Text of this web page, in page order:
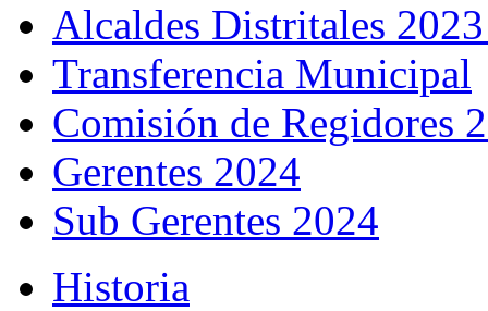
Alcaldes Distritales
Transferencia Municipal
Comisión de Regidores
Gerentes 2024
Sub Gerentes 2024
Historia